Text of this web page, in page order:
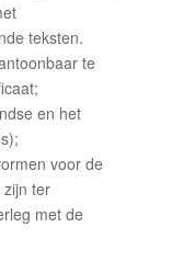
teksten.
te
en het
voor de
ter
met de